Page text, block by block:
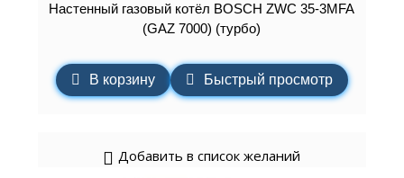
Настенный газовый котёл BOSCH ZWC 35-3MFA
(GAZ 7000) (турбо)
В корзину Быстрый просмотр
Добавить в список желаний